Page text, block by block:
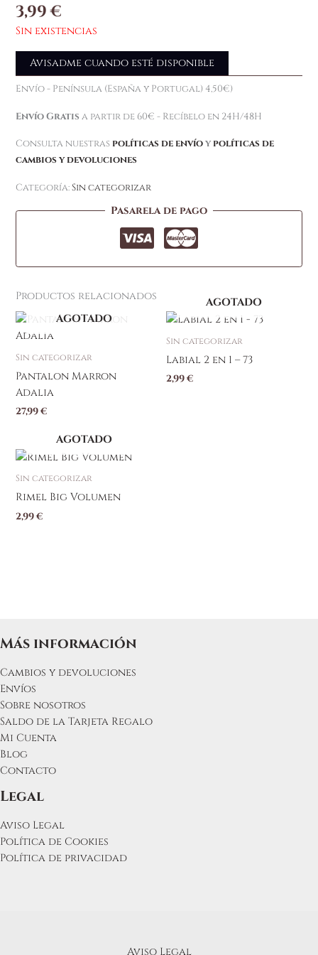
3,99€
Sin existencias
Avisadme cuando esté disponible
Envío - Península (España y Portugal) 4,50€)
Envío Gratis a partir de 60€ - Recíbelo en 24H/48H
Consulta nuestras políticas de envíoy políticas de
cambios y devoluciones
Categoría:Sin categorizar
Pasarela de pago
Productos relacionados
AGOTADO
Sin categorizar
Pantalon Marron
Adalia
27,99€
Este
producto
tiene
variantes.
opciones
pueden
en
la
página
AGOTADO
Sin categorizar
Labial 2 en 1 – 73
2,99€
AGOTADO
Sin categorizar
Rimel Big Volumen
2,99€
Más información
Cambios y devoluciones
Envíos
Sobre nosotros
Saldo de la Tarjeta Regalo
Mi Cuenta
Blog
Contacto
Legal
Aviso Legal
Política de Cookies
Política de privacidad
Aviso Legal